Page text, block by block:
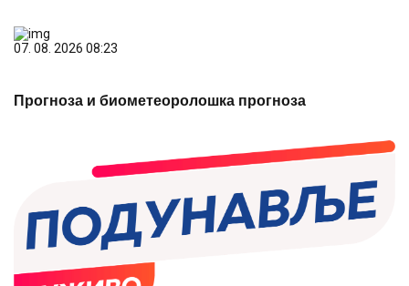
07. 08. 2026 08:23
Прогноза и биометеоролошка прогноза